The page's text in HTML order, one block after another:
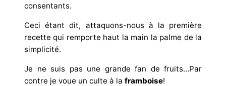
consentants.
Ceci étant dit, attaquons-nous à la première
recette qui remporte haut la main la palme de la
simplicité.
Je ne suis pas une grande fan de fruits…Par
contre je voue un culte à la framboise!